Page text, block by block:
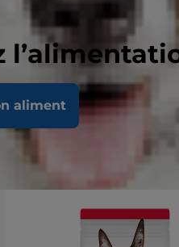
aliment
intervention chirurgicale